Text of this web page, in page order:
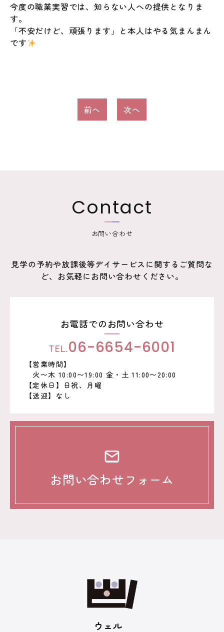
今度の職業実習では、知らない人への提供となりま
す。
「不安だけど、頑張ります」と本人はやる気まんまん
です
前へ 次へ
Contact
お問い合わせ
見学の予約や放課後等デイサービスに関するご質問な
ど、お気軽にお問い合わせください。
お電話でのお問い合わせ
TEL.06-6654-6001
【営業時間】
火〜木 10:00〜19:00 金・土 11:00〜20:00
【定休日】日祝、月曜
【送迎】なし
お問い合わせフォーム
ウェル